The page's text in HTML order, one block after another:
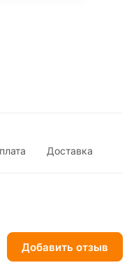
Доставка
Добавить отзыв